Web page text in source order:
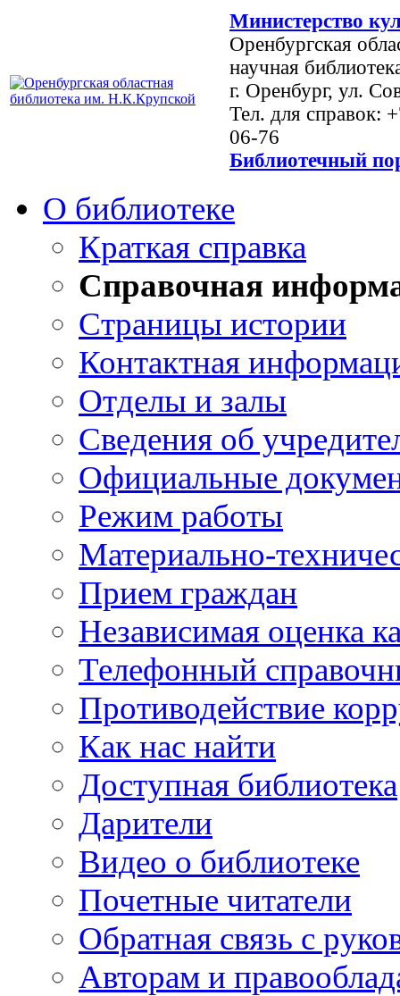
Министерство
Оренбургская
научная
г. Оренбург, ул.
Тел. для справок:
06-76
Библиотечный
О библиотеке
Краткая справка
Справочная
Страницы истории
Контактная
Отделы и залы
Сведения об
Официальные
Режим работы
Материально-
Прием граждан
Независимая оценка
Телефонный
Противодействие
Как нас найти
Доступная библиотека
Дарители
Видео о библиотеке
Почетные читатели
Обратная связь с
Авторам и